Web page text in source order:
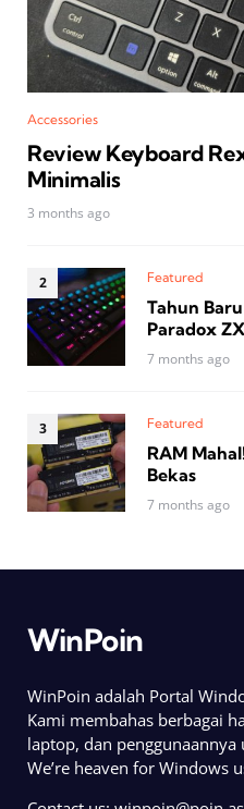
Accessories
Review Keyboard
Minimalis
3 months ago
Featured
Tahun
Paradox
7 months ago
Featured
RAM
Bekas
7 months ago
WinPoin
WinPoin adalah Portal
Kami membahas berbagai
laptop, dan
We’re heaven for Windows